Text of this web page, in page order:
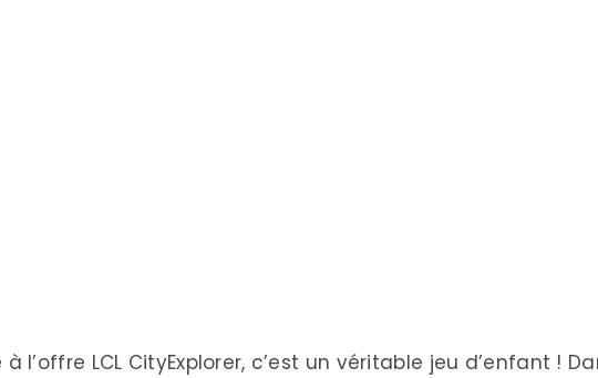
l’offre LCL CityExplorer, c’est un véritable jeu d’enfant !